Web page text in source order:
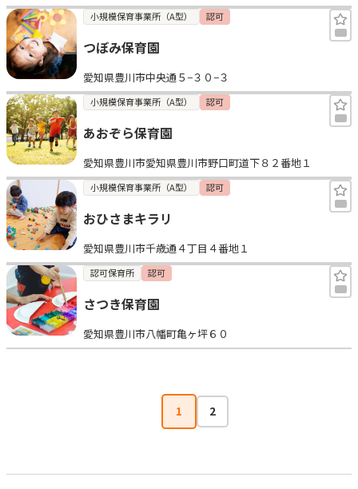
小規模保育事業所（A型） 認可
つぼみ保育園
愛知県豊川市中央通５−３０−３
小規模保育事業所（A型） 認可
あおぞら保育園
愛知県豊川市愛知県豊川市野口町道下８２番地１
小規模保育事業所（A型） 認可
おひさまキラリ
愛知県豊川市千歳通４丁目４番地１
認可保育所 認可
さつき保育園
愛知県豊川市八幡町亀ヶ坪６０
1 2